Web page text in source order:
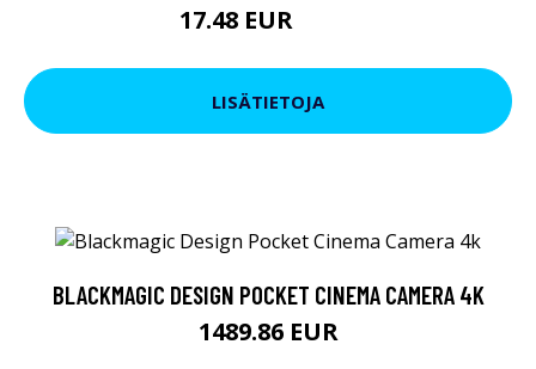
17.48 EUR
LISÄTIETOJA
BLACKMAGIC DESIGN POCKET CINEMA CAMERA 4K
1489.86 EUR